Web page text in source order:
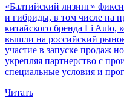
«Балтийский лизинг»
и гибриды, в том числе на
китайского бренда Li Auto,
вышли на российский
участие в запуске продаж
укрепляя партнерство с
специальные условия и
Читать